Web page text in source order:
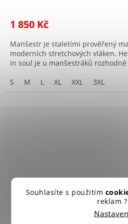
Souhlasíte s použitím
reklam ?
1 850 Kč
Manšestr je staletími prověřený
moderních stretchových vláken.
in soul je u manšestráků
S
M L XL XXL 3XL